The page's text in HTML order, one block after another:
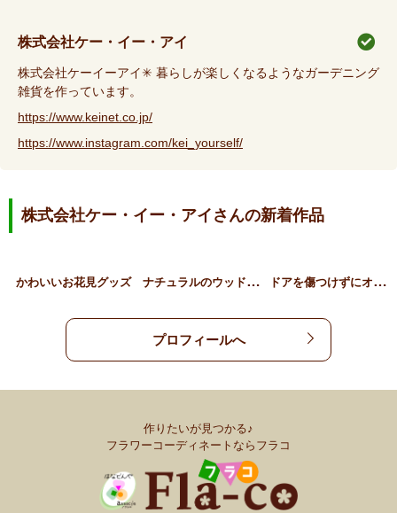
株式会社ケー・イー・アイ
株式会社ケーイーアイ✳︎ 暮らしが楽しくなるようなガーデニング
雑貨を作っています。
https://www.keinet.co.jp/
https://www.instagram.com/kei_yourself/
株式会社ケー・イー・アイさんの新着作品
かわいいお花見グッズ ナ
チュラルのウッドスタンド ド
アを傷つけずにオシャレに…
プロフィールへ
作りたいが見つかる♪
フラワーコーディネートならフラコ